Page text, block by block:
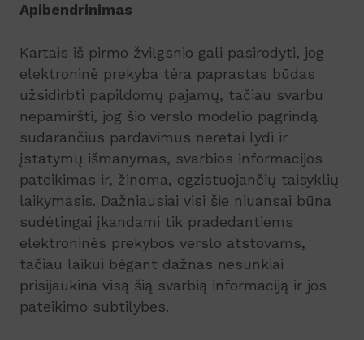
Apibendrinimas
Kartais iš pirmo žvilgsnio gali pasirodyti, jog
elektroninė prekyba tėra paprastas būdas
užsidirbti papildomų pajamų, tačiau svarbu
nepamiršti, jog šio verslo modelio pagrindą
sudarančius pardavimus neretai lydi ir
įstatymų išmanymas, svarbios informacijos
pateikimas ir, žinoma, egzistuojančių taisyklių
laikymasis. Dažniausiai visi šie niuansai būna
sudėtingai įkandami tik pradedantiems
elektroninės prekybos verslo atstovams,
tačiau laikui bėgant dažnas nesunkiai
prisijaukina visą šią svarbią informaciją ir jos
pateikimo subtilybes.